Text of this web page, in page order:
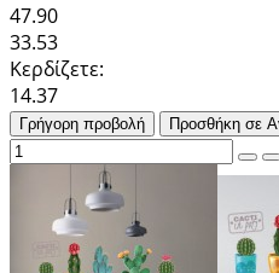
47.90
33.53
Κερδίζετε:
14.37
Γρήγορη προβολή Προσθήκη σε